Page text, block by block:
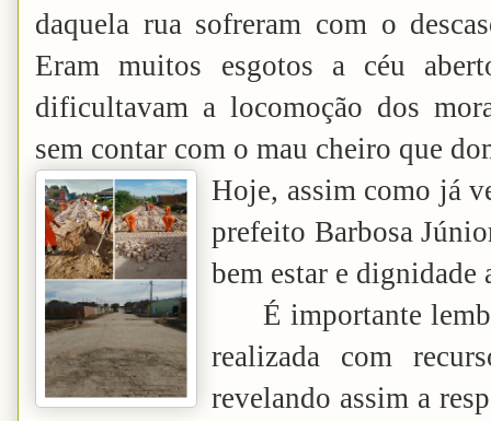
daquela rua sofreram com o
Eram muitos esgotos a céu
dificultavam a locomoção dos
sem contar com o mau cheiro que
Hoje, assim como já
prefeito Barbosa
bem estar e dignidade
É importante
realizada com
revelando assim a